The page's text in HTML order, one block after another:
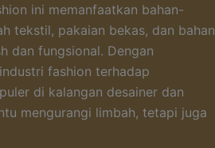
ini memanfaatkan bahan-
tekstil, pakaian bekas, dan bahan
dan fungsional. Dengan
fashion terhadap
di kalangan desainer dan
mengurangi limbah, tetapi juga